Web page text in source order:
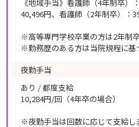
《地域手当》看護師（4年制卒）
40,496円、看護師（2年制卒）：
※高等専門学校卒業の方は2年制卒
※勤務歴のある方は当院規程に基
夜勤手当
あり / 都度支給
10,284円/回（4年卒の場合）
※夜勤手当は回数に応じて支給し